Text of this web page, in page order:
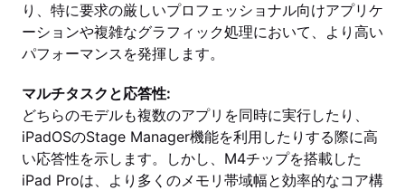
り、特に要求の厳しいプロフェッショナル向けアプリケ
ーションや複雑なグラフィック処理において、より高い
パフォーマンスを発揮します。
マルチタスクと応答性:
どちらのモデルも複数のアプリを同時に実行したり、
iPadOSのStage Manager機能を利用したりする際に高
い応答性を示します。しかし、M4チップを搭載した
iPad Proは、より多くのメモリ帯域幅と効率的なコア構